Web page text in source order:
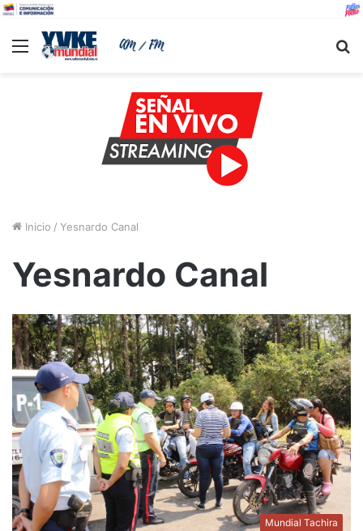
Menu
Inicio / Yesnardo Canal
Yesnardo Canal
Mundial Tachira